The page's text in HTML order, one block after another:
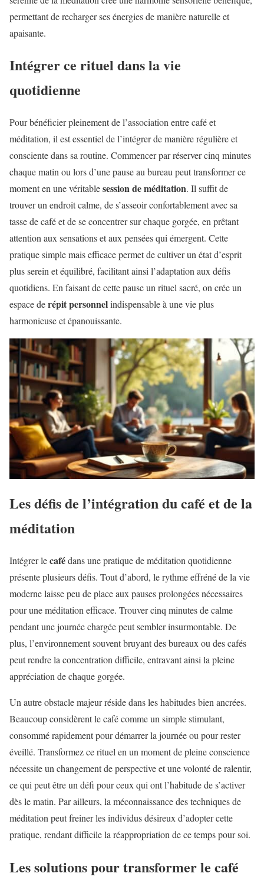
permettant de recharger ses énergies de manière naturelle et
apaisante.
Intégrer ce rituel dans la vie
quotidienne
Pour bénéficier pleinement de l’association entre café et
méditation, il est essentiel de l’intégrer de manière régulière et
consciente dans sa routine. Commencer par réserver cinq minutes
chaque matin ou lors d’une pause au bureau peut transformer ce
moment en une véritablesession de méditation. Il suffit de
trouver un endroit calme, de s’asseoir confortablement avec sa
tasse de café et de se concentrer sur chaque gorgée, en prêtant
attention aux sensations et aux pensées qui émergent. Cette
pratique simple mais efficace permet de cultiver un état d’esprit
plus serein et équilibré, facilitant ainsi l’adaptation aux défis
quotidiens. En faisant de cette pause un rituel sacré, on crée un
espace derépit personnelindispensable à une vie plus
harmonieuse et épanouissante.
Les défis de l’intégration du café et de la
méditation
Intégrer lecafédans une pratique de méditation quotidienne
présente plusieurs défis. Tout d’abord, le rythme effréné de la vie
moderne laisse peu de place aux pauses prolongées nécessaires
pour une méditation efficace. Trouver cinq minutes de calme
pendant une journée chargée peut sembler insurmontable. De
plus, l’environnement souvent bruyant des bureaux ou des cafés
peut rendre la concentration difficile, entravant ainsi la pleine
appréciation de chaque gorgée.
Un autre obstacle majeur réside dans les habitudes bien ancrées.
Beaucoup considèrent le café comme un simple stimulant,
consommé rapidement pour démarrer la journée ou pour rester
éveillé. Transformez ce rituel en un moment de pleine conscience
nécessite un changement de perspective et une volonté de ralentir,
ce qui peut être un défi pour ceux qui ont l’habitude de s’activer
dès le matin. Par ailleurs, la méconnaissance des techniques de
méditation peut freiner les individus désireux d’adopter cette
pratique, rendant difficile la réappropriation de ce temps pour soi.
Les solutions pour transformer le café